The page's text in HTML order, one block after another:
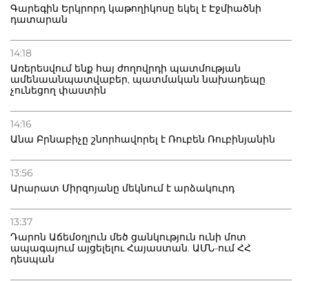
Գարեգին Երկրորդ կաթողիկոսը եկել է Էջմիածնի
դատարան
14:18
Առերեսվում ենք հայ ժողովրդի պատմության
ամենաանպատվաբեր, պատմական նախադեպը
չունեցող փաստին
14:16
Անա Բրնաբիչը շնորհավորել է Ռուբեն Ռուբինյանին
13:56
Արարատ Միրզոյանը մեկնում է արձակուրդ
13:37
Դարոն Աճեմօղլուն մեծ ցանկություն ունի մոտ
ապագայում այցելելու Հայաստան. ԱՄՆ-ում ՀՀ
դեսպան